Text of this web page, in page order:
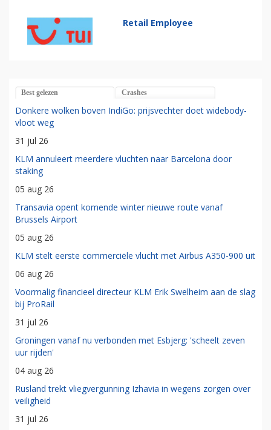
Retail Employee
Best gelezen Crashes
Donkere wolken boven IndiGo: prijsvechter doet widebody-
vloot weg
31 jul 26
KLM annuleert meerdere vluchten naar Barcelona door
staking
05 aug 26
Transavia opent komende winter nieuwe route vanaf
Brussels Airport
05 aug 26
KLM stelt eerste commerciële vlucht met Airbus A350-900 uit
06 aug 26
Voormalig financieel directeur KLM Erik Swelheim aan de slag
bij ProRail
31 jul 26
Groningen vanaf nu verbonden met Esbjerg: 'scheelt zeven
uur rijden'
04 aug 26
Rusland trekt vliegvergunning Izhavia in wegens zorgen over
veiligheid
31 jul 26